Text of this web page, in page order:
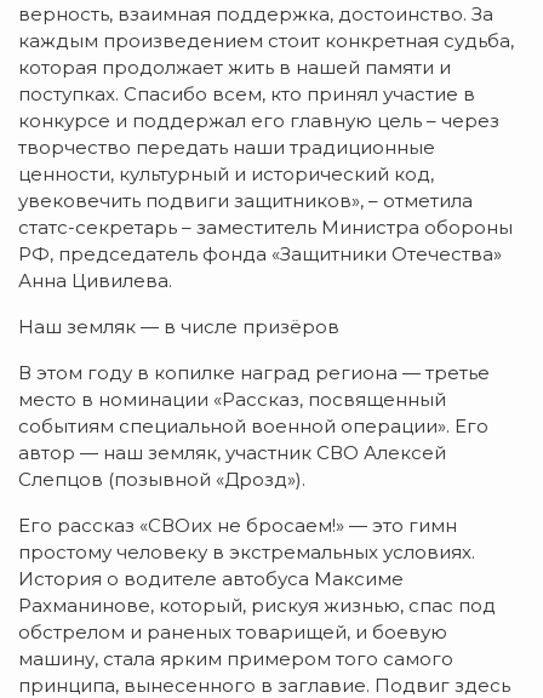
верность, взаимная поддержка, достоинство. За
каждым произведением стоит конкретная судьба,
которая продолжает жить в нашей памяти и
поступках. Спасибо всем, кто принял участие в
конкурсе и поддержал его главную цель – через
творчество передать наши традиционные
ценности, культурный и исторический код,
увековечить подвиги защитников», – отметила
статс-секретарь – заместитель Министра обороны
РФ, председатель фонда «Защитники Отечества»
Анна Цивилева.
Наш земляк — в числе призёров
В этом году в копилке наград региона — третье
место в номинации «Рассказ, посвященный
событиям специальной военной операции». Его
автор — наш земляк, участник СВО Алексей
Слепцов (позывной «Дрозд»).
Его рассказ «СВОих не бросаем!» — это гимн
простому человеку в экстремальных условиях.
История о водителе автобуса Максиме
Рахманинове, который, рискуя жизнью, спас под
обстрелом и раненых товарищей, и боевую
машину, стала ярким примером того самого
принципа, вынесенного в заглавие. Подвиг здесь